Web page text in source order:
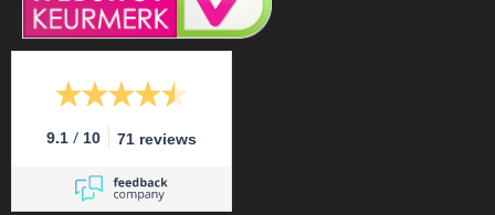
9.1 / 10 71 reviews